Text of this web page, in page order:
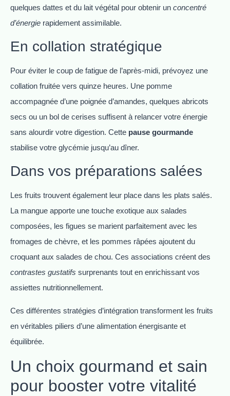
quelques dattes et du lait végétal pour obtenir un concentré
d’énergie rapidement assimilable.
En collation stratégique
Pour éviter le coup de fatigue de l’après-midi, prévoyez une
collation fruitée vers quinze heures. Une pomme
accompagnée d’une poignée d’amandes, quelques abricots
secs ou un bol de cerises suffisent à relancer votre énergie
sans alourdir votre digestion. Cette pause gourmande
stabilise votre glycémie jusqu’au dîner.
Dans vos préparations salées
Les fruits trouvent également leur place dans les plats salés.
La mangue apporte une touche exotique aux salades
composées, les figues se marient parfaitement avec les
fromages de chèvre, et les pommes râpées ajoutent du
croquant aux salades de chou. Ces associations créent des
contrastes gustatifs surprenants tout en enrichissant vos
assiettes nutritionnellement.
Ces différentes stratégies d’intégration transforment les fruits
en véritables piliers d’une alimentation énergisante et
équilibrée.
Un choix gourmand et sain
pour booster votre vitalité